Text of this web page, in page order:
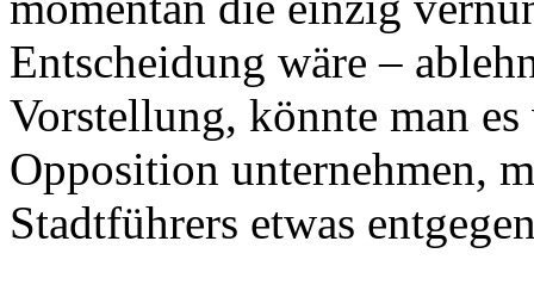
Entscheidung wäre –
Vorstellung, könnte man
Opposition unternehmen,
Stadtführers etwas